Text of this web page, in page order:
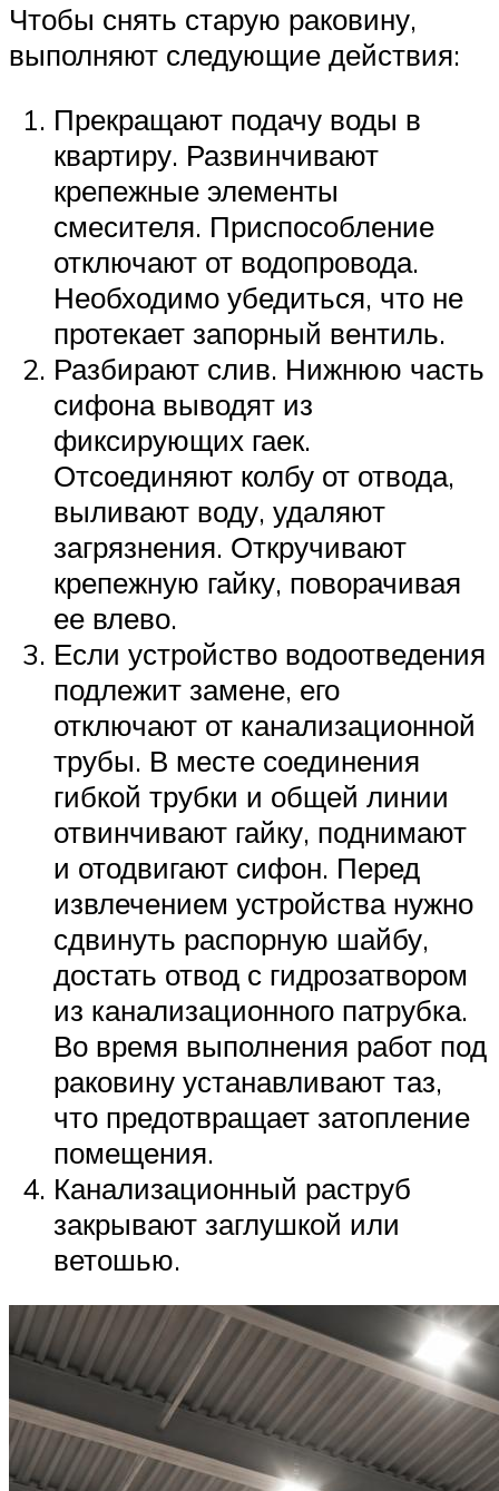
Чтобы снять старую раковину,
выполняют следующие действия:
Прекращают подачу воды в
квартиру. Развинчивают
крепежные элементы
смесителя. Приспособление
отключают от водопровода.
Необходимо убедиться, что не
протекает запорный вентиль.
Разбирают слив. Нижнюю часть
сифона выводят из
фиксирующих гаек.
Отсоединяют колбу от отвода,
выливают воду, удаляют
загрязнения. Откручивают
крепежную гайку, поворачивая
ее влево.
Если устройство водоотведения
подлежит замене, его
отключают от канализационной
трубы. В месте соединения
гибкой трубки и общей линии
отвинчивают гайку, поднимают
и отодвигают сифон. Перед
извлечением устройства нужно
сдвинуть распорную шайбу,
достать отвод с гидрозатвором
из канализационного патрубка.
Во время выполнения работ под
раковину устанавливают таз,
что предотвращает затопление
помещения.
Канализационный раструб
закрывают заглушкой или
ветошью.